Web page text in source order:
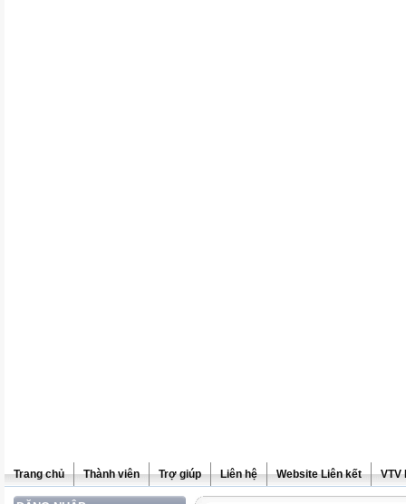
Trang chủ Thành viên Trợ giúp Liên hệ Website Liên kết VTV